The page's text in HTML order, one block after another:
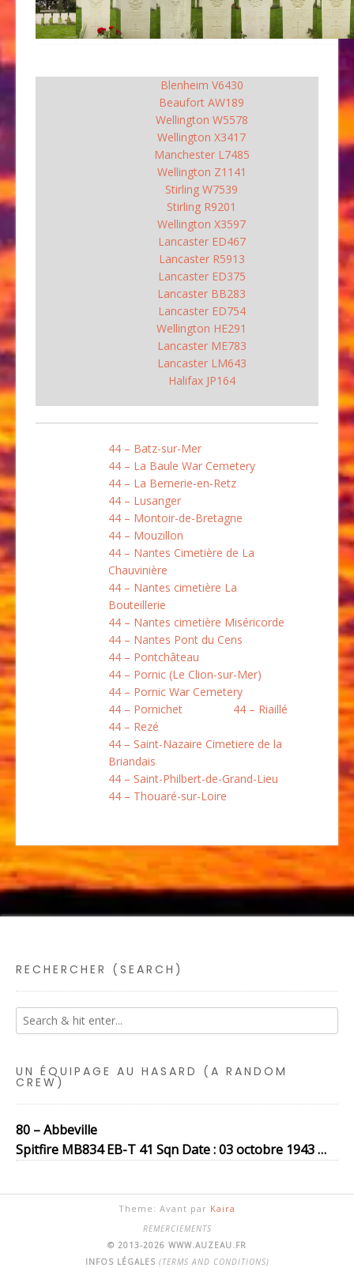
Blenheim V6430
Beaufort AW189
Wellington W5578
Wellington X3417
Manchester L7485
Wellington Z1141
Stirling W7539
Stirling R9201
Wellington X3597
Lancaster ED467
Lancaster R5913
Lancaster ED375
Lancaster BB283
Lancaster ED754
Wellington HE291
Lancaster ME783
Lancaster LM643
Halifax JP164
44 – Batz-sur-Mer
44 – La Baule War Cemetery
44 – La Bernerie-en-Retz
44 – Lusanger
44 – Montoir-de-Bretagne
44 – Mouzillon
44 – Nantes Cimetière de La
Chauvinière
44 – Nantes cimetière La
Bouteillerie
44 – Nantes cimetière Miséricorde
44 – Nantes Pont du Cens
44 – Pontchâteau
44 – Pornic (Le Clion-sur-Mer)
44 – Pornic War Cemetery
44 – Pornichet
44 – Riaillé
44 – Rezé
44 – Saint-Nazaire Cimetiere de la
Briandais
44 – Saint-Philbert-de-Grand-Lieu
44 – Thouaré-sur-Loire
RECHERCHER (SEARCH)
UN ÉQUIPAGE AU HASARD (A RANDOM
CREW)
80 – Abbeville
Spitfire MB834 EB-T 41 Sqn Date : 03 octobre 1943 …
Theme: Avant par Kaira
REMERCIEMENTS
© 2013-2026 WWW.AUZEAU.FR
INFOS LÉGALES (TERMS AND CONDITIONS)